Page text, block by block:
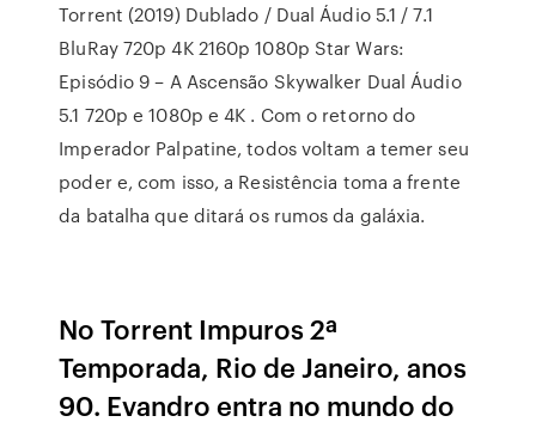
Torrent (2019) Dublado / Dual Áudio 5.1 / 7.1
BluRay 720p 4K 2160p 1080p Star Wars:
Episódio 9 – A Ascensão Skywalker Dual Áudio
5.1 720p e 1080p e 4K . Com o retorno do
Imperador Palpatine, todos voltam a temer seu
poder e, com isso, a Resistência toma a frente
da batalha que ditará os rumos da galáxia.
No Torrent Impuros 2ª
Temporada, Rio de Janeiro, anos
90. Evandro entra no mundo do